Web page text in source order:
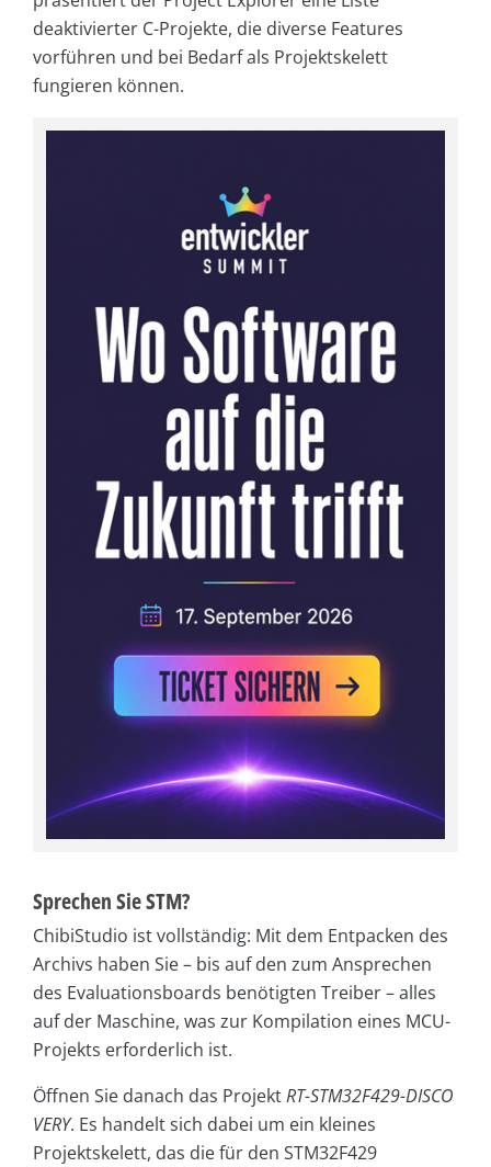
deaktivierter C-Projekte, die diverse Features
vorführen und bei Bedarf als Projektskelett
fungieren können.
Sprechen Sie STM?
ChibiStudio ist vollständig: Mit dem Entpacken des
Archivs haben Sie – bis auf den zum Ansprechen
des Evaluationsboards benötigten Treiber – alles
auf der Maschine, was zur Kompilation eines MCU-
Projekts erforderlich ist.
Öffnen Sie danach das ProjektRT-STM32F429-DISCO
VERY. Es handelt sich dabei um ein kleines
Projektskelett, das die für den STM32F429